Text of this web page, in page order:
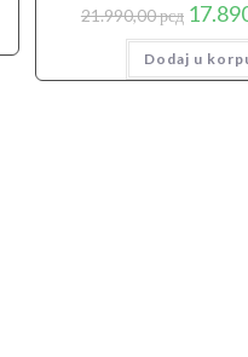
21.990,00рсд
cena
je
bila:
Dodaj u